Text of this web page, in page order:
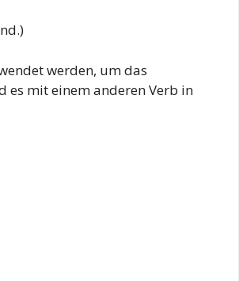
werden, um das
es mit einem anderen Verb in